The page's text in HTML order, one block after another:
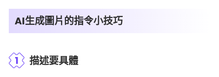
AI生成圖片的指令小技巧
1 描述要具體